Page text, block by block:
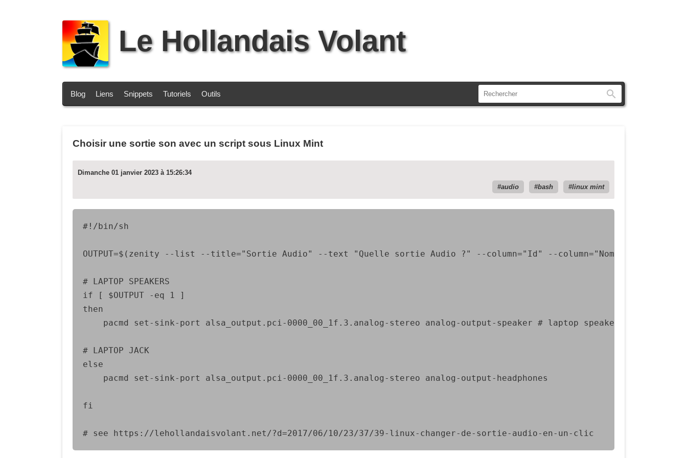
Le Hollandais Volant
Blog Liens Snippets Tutoriels Outils
Choisir une sortie son avec un script sous Linux Mint
Dimanche 01 janvier 2023 à 15:26:34
audio
bash linux mint
#!/bin/sh
OUTPUT=$(zenity --list --title="Sortie Audio" --text "Quelle sortie Audio ?" --column="Id" --column="Nom" 1 "Laptop
# LAPTOP SPEAKERS
if [ $OUTPUT -eq 1 ]
then
	pacmd set-sink-port alsa_output.pci-0000_00_1f.3.analog-stereo analog-output-speaker # laptop speaker
# LAPTOP JACK
else
	pacmd set-sink-port alsa_output.pci-0000_00_1f.3.analog-stereo analog-output-headphones
fi
# see https://lehollandaisvolant.net/?d=2017/06/10/23/37/39-linux-changer-de-sortie-audio-en-un-clic